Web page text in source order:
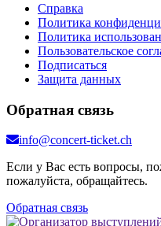
Справка
Политика
Политика
Пользовательское
Подписаться
Защита данных
Обратная связь
info@concert-ticket.ch
Если у Вас есть вопросы,
пожалуйста, обращайтесь.
Обратная связь